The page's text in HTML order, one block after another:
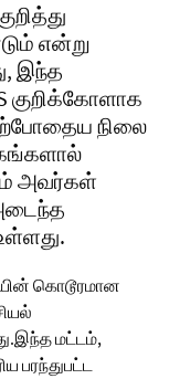
என்று
இந்த
குறிக்கோளாக
நிலை
அவர்கள்
கொடூரமான
மட்டம்,
பரந்துபட்ட